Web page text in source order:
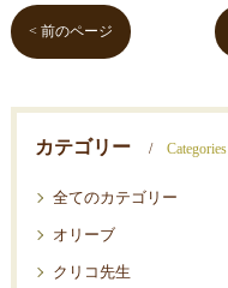
< 前のページ
カテゴリー Categories
全てのカテゴリー
オリーブ
クリコ先生